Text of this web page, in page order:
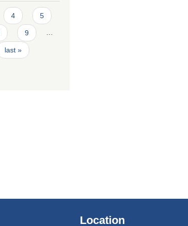
4 5
9 …
last »
Location